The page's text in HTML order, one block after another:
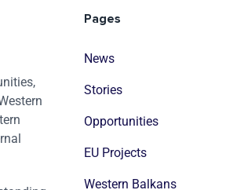
Pages
News
Stories
Opportunities
EU Projects
Western Balkans